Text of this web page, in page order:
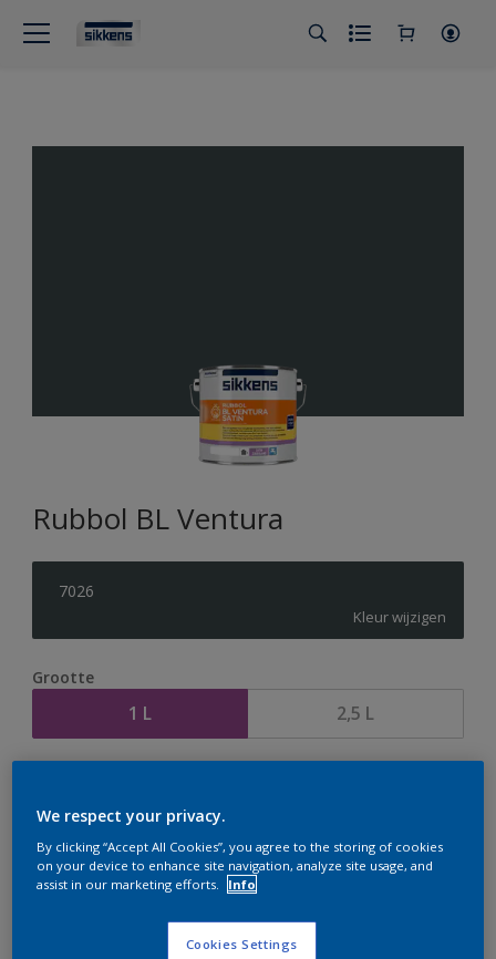
Rubbol BL Ventura
7026
Kleur wijzigen
Grootte
1 L 2,5 L
Op dit moment is het niet mogelijk dit product online
te bestellen. Houd de website in de gaten, we werken
er hard aan om de voorraad aan te vullen.
We respect your privacy.
By clicking “Accept All Cookies”, you agree to the storing of cookies
on your device to enhance site navigation, analyze site usage, and
assist in our marketing efforts.
Info
Cookies Settings